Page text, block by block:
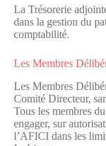
La Trésorerie
dans la gestion du
comptabilité.
Les Membres
Les Membres
Comité Directeur,
Tous les membres
engager, sur
l’AFICI dans les